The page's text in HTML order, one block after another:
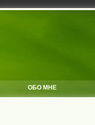
ОБО МНЕ